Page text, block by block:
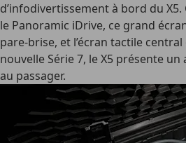
d’infodivertissement à bord du
le Panoramic iDrive, ce grand
pare-brise, et l’écran tactile
nouvelle Série 7, le X5 présente
au passager.